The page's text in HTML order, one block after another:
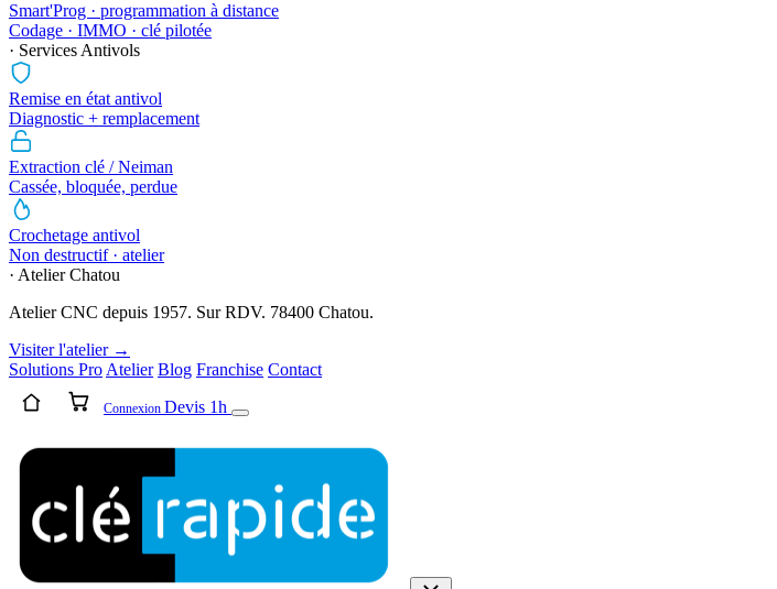
Smart'Prog · programmation à distance
Codage · IMMO · clé pilotée
· Services Antivols
Remise en état antivol
Diagnostic + remplacement
Extraction clé / Neiman
Cassée, bloquée, perdue
Crochetage antivol
Non destructif · atelier
· Atelier Chatou
Atelier CNC depuis 1957. Sur RDV. 78400 Chatou.
Visiter l'atelier →
Solutions Pro Atelier Blog Franchise Contact
Connexion Devis 1h